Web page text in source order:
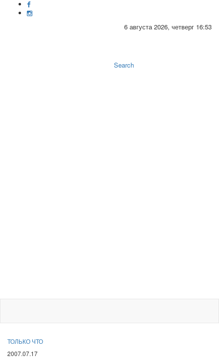
6 августа 2026, четверг 16:53
Search
ТОЛЬКО ЧТО
2007.07.17